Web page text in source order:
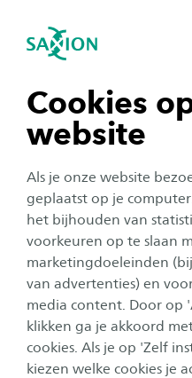
Cookies
website
Als je onze website
geplaatst op je
het bijhouden van
voorkeuren op te slaan
marketingdoeleinden
van advertenties) en
media content. Door op
klikken ga je akkoord
cookies. Als je op 'Zelf
kiezen welke cookies je
Navigatie openen
tonen
tonen
tonen
tonen
sluiten
Onderwijs
Twijfel je
studeren? Dit
dat je er
Auteur:
Bas de Jong
Publicatiedatum:
4 juni 2025 Leestijd: